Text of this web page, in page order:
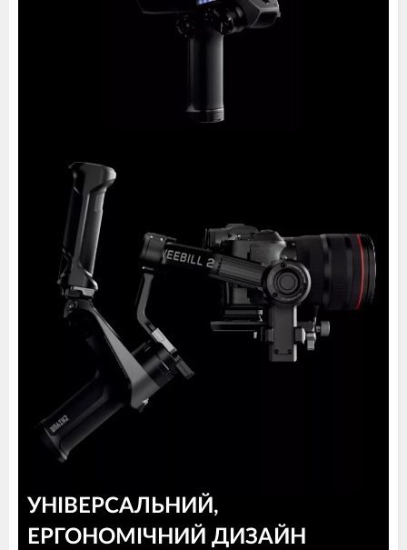
УНІВЕРСАЛЬНИЙ,
ЕРГОНОМІЧНИЙ ДИЗАЙН